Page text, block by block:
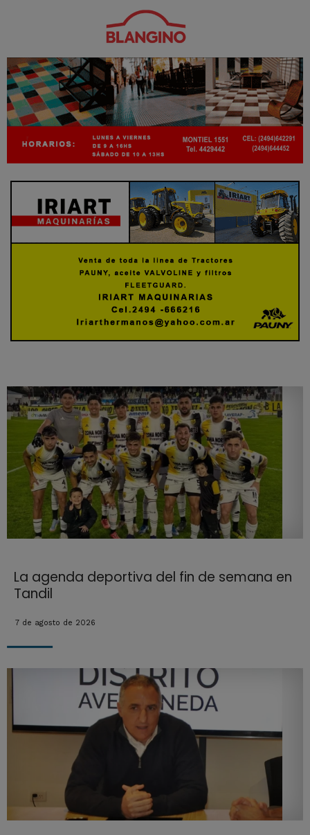
La agenda deportiva del fin de semana en
Tandil
7 de agosto de 2026